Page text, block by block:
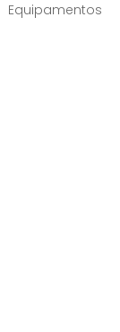
Equipamentos